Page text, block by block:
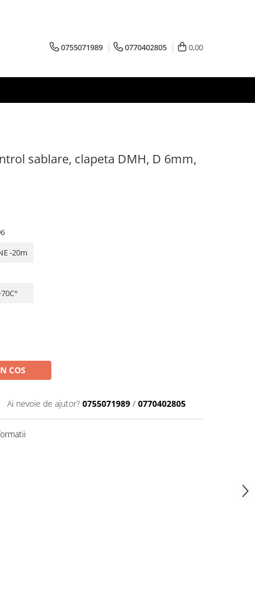
0755071989 0770402805 0,00
sablare, clapeta DMH, D 6mm,
-20m
COS
Ai nevoie de ajutor? 0755071989 / 0770402805